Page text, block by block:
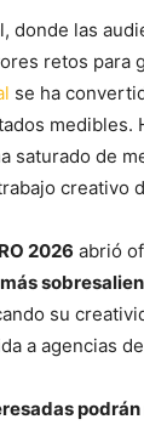
donde las
retos para
se ha
medibles.
saturado de
creativo
2026 abrió
su
a agencias